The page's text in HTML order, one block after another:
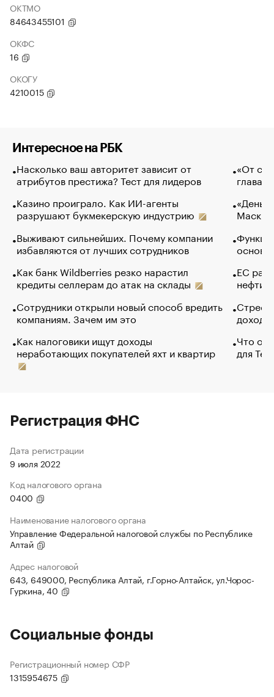
ОКТМО
84643455101
ОКФС
16
ОКОГУ
4210015
Интересное на РБК
Насколько ваш авторитет зависит от
атрибутов престижа? Тест для лидеров
Казино проиграло. Как ИИ-агенты
разрушают букмекерскую индустрию
Выживают сильнейших. Почему компании
избавляются от лучших сотрудников
Как банк Wildberries резко нарастил
кредиты селлерам до атак на склады
Сотрудники открыли новый способ вредить
компаниям. Зачем им это
Как налоговики ищут доходы
неработающих покупателей яхт и квартир
«От
глава
Маск в
основ
ЕС
нефти
Что
для
Регистрация ФНС
Дата регистрации
9 июля 2022
Код налогового органа
0400
Наименование налогового органа
Управление Федеральной налоговой службы по Республике
Алтай
Адрес налоговой
643, 649000, Республика Алтай, г.Горно-Алтайск, ул.Чорос-
Гуркина, 40
Социальные фонды
Регистрационный номер СФР
1315954675